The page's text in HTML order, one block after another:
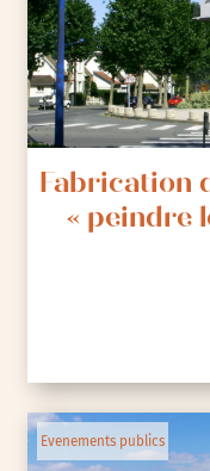
Fabrication
« peindre
Evenements publics